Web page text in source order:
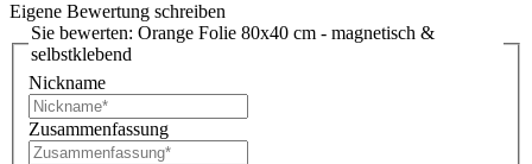
Eigene Bewertung schreiben
Sie bewerten: Orange Folie 80x40 cm - magnetisch &
selbstklebend
Nickname
Zusammenfassung